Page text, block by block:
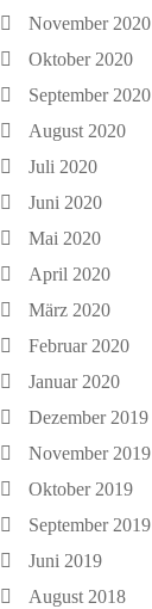
November 2020
Oktober 2020
September 2020
August 2020
Juli 2020
Juni 2020
Mai 2020
April 2020
März 2020
Februar 2020
Januar 2020
Dezember 2019
November 2019
Oktober 2019
September 2019
Juni 2019
August 2018